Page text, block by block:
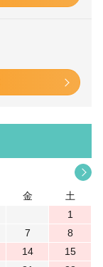
金
土
1
7
8
14
15